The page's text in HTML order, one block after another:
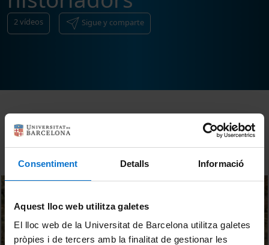
Consentiment Detalls Informació
Aquest lloc web utilitza galetes
El lloc web de la Universitat de Barcelona utilitza galetes
pròpies i de tercers amb la finalitat de gestionar les
2vídeos Sigue y comparte
Ordenar